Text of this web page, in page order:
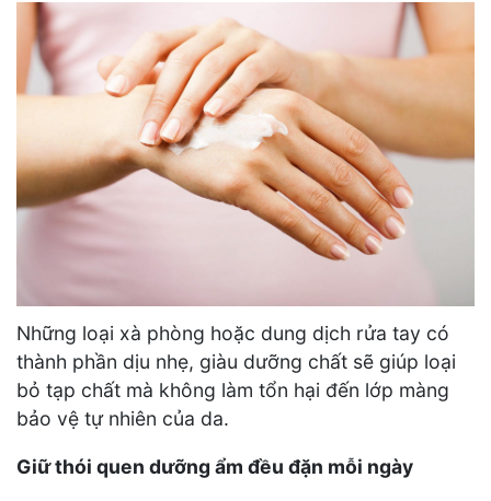
Những loại xà phòng hoặc dung dịch rửa tay có
thành phần dịu nhẹ, giàu dưỡng chất sẽ giúp loại
bỏ tạp chất mà không làm tổn hại đến lớp màng
bảo vệ tự nhiên của da.
Giữ thói quen dưỡng ẩm đều đặn mỗi ngày